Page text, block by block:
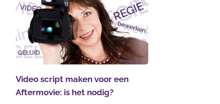
Video script maken voor een
Aftermovie: is het nodig?